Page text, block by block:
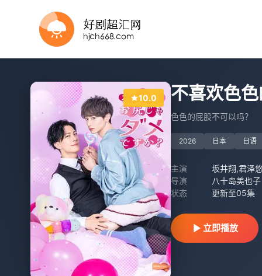
10.0 不喜欢色
色色的屁股不可以吗？
2026 日本 日语
主演
坂井翔,君泽
导演
八十岛美也子
状态
更新至05集
立即播放